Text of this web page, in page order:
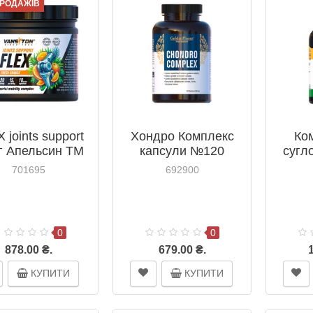
joints support
Апельсин ТМ
/ Vansiton
701695
0
878.00 ₴.
КУПИТИ
Хондро Комплекс
капсули №120
692900
0
679.00 ₴.
КУПИТИ